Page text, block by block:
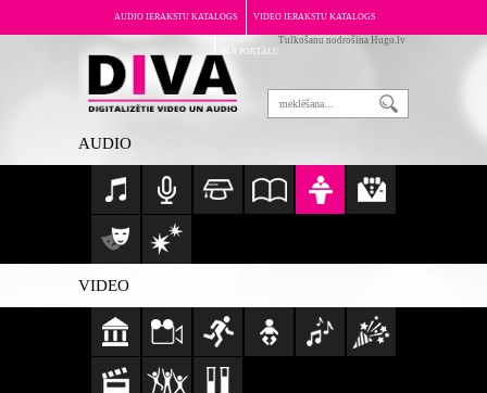
AUDIO IERAKSTU KATALOGS VIDEO IERAKSTU KATALOGS
PAR PORTĀLU
Tulkošanu nodrošina Hugo.lv
AUDIO
VIDEO